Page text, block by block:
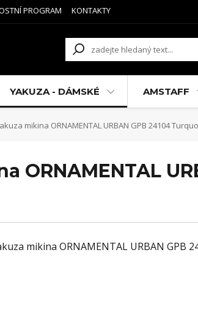
PROGRAM KONTAKTY
YAKUZA - DÁMSKÉ AMSTAFF
mikina ORNAMENTAL URBAN GPB 24104
ORNAMENTAL